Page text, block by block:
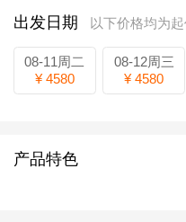
出发日期 以下价格均为
08-11周二
¥ 4580
08-12周三
¥ 4580
产品特色